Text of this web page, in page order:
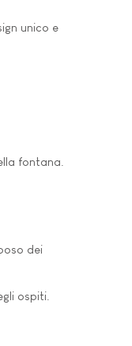
unico e
fontana.
dei
ospiti.